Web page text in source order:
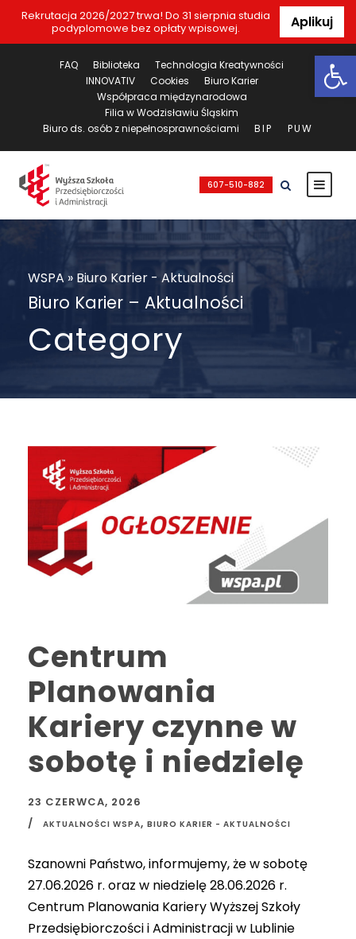
Rekrutacja 2026/2027 trwa! Do 31 sierpnia studia
podyplomowe bez opłaty wpisowej.
Aplikuj
FAQ Biblioteka
Technologia Kreatywności
INNOVATIV
Cookies
Biuro Karier
Współpraca międzynarodowa
Filia w Wodzisławiu Śląskim
Biuro ds. osób z niepełnosprawnościami
BIP PUW
607-510-882
WSPA » Biuro Karier - Aktualności
Biuro Karier – Aktualności
Category
Centrum
Planowania
Kariery czynne w
sobotę i niedzielę
23 CZERWCA, 2026
AKTUALNOŚCI WSPA, BIURO KARIER - AKTUALNOŚCI
Szanowni Państwo, informujemy, że w sobotę
27.06.2026 r. oraz w niedzielę 28.06.2026 r.
Centrum Planowania Kariery Wyższej Szkoły
Przedsiębiorczości i Administracji w Lublinie